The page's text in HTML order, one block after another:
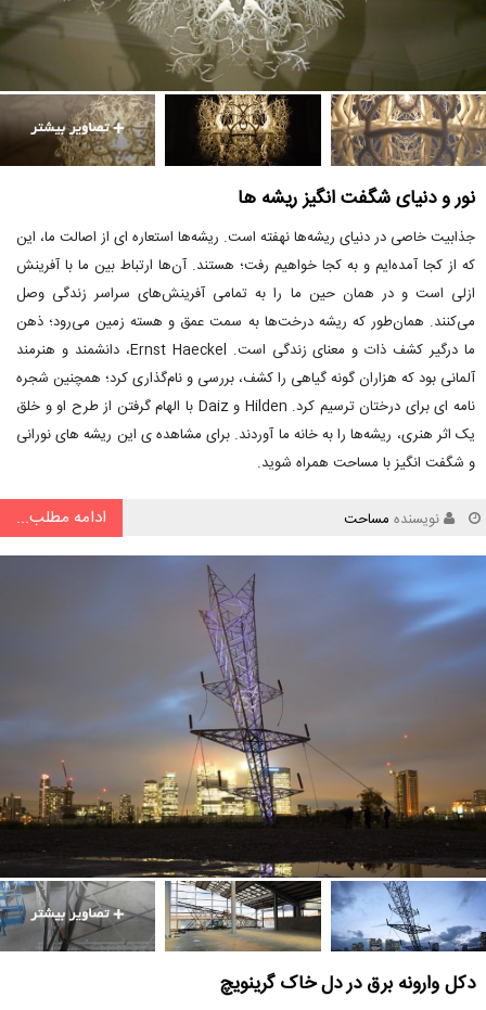
نور و دنیای شگفت انگیز ریشه ها
جذابیت خاصی در دنیای ریشه‌ها نهفته است. ریشه‌ها استعاره ای از اصالت ما، این
که از کجا آمده‌ایم و به کجا خواهیم رفت؛ هستند. آن‌ها ارتباط بین ما با آفرینش
ازلی است و در همان حین ما را به تمامی آفرینش‌های سراسر زندگی وصل
می‌کنند. همان‌طور که ریشه درخت‌ها به سمت عمق و هسته زمین می‌رود؛ ذهن
ما درگیر کشف ذات و معنای زندگی است. Ernst Haeckel، دانشمند و هنرمند
آلمانی بود که هزاران گونه گیاهی را کشف، بررسی و نام‌گذاری کرد؛ همچنین شجره
نامه ای برای درختان ترسیم کرد. Hilden و Daiz با الهام گرفتن از طرح او و خلق
یک اثر هنری، ریشه‌ها را به خانه ما آوردند. برای مشاهده ی این ریشه های نورانی
و شگفت انگیز با مساحت همراه شوید.
نویسنده مساحت ادامه مطلب...
دکل وارونه برق در دل خاک گرینویچ